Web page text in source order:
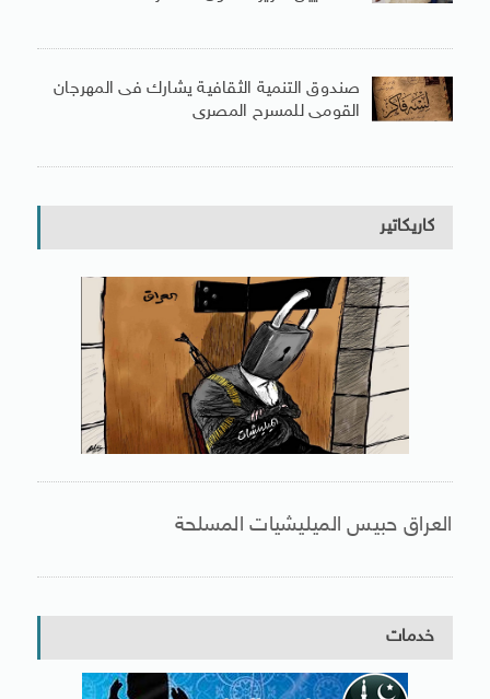
صندوق التنمية الثقافية يشارك فى المهرجان
القومى للمسرح المصرى
كاريكاتير
العراق حبيس الميليشيات المسلحة
خدمات